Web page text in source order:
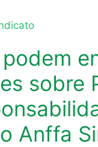
sobre
Anffa